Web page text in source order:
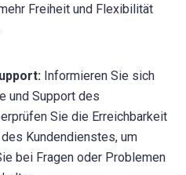
Freiheit und Flexibilität
Informieren Sie sich
und Support des
Sie die Erreichbarkeit
Kundendienstes, um
bei Fragen oder Problemen